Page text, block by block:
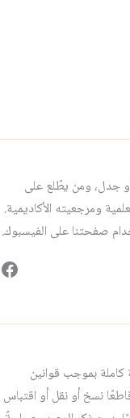
جدل، ومن يطّلع على
ومرجعيته الأكاديمية.
صفحتنا على الفيسبوك.
بموجب قوانين
نسخ أو نقل أو اقتباس